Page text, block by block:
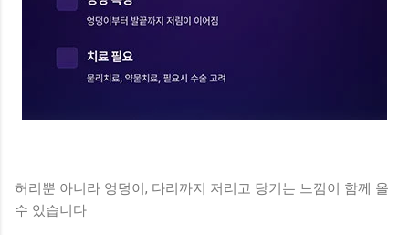
허리뿐 아니라 엉덩이, 다리까지 저리고 당기는 느낌이 함께 올
수 있습니다